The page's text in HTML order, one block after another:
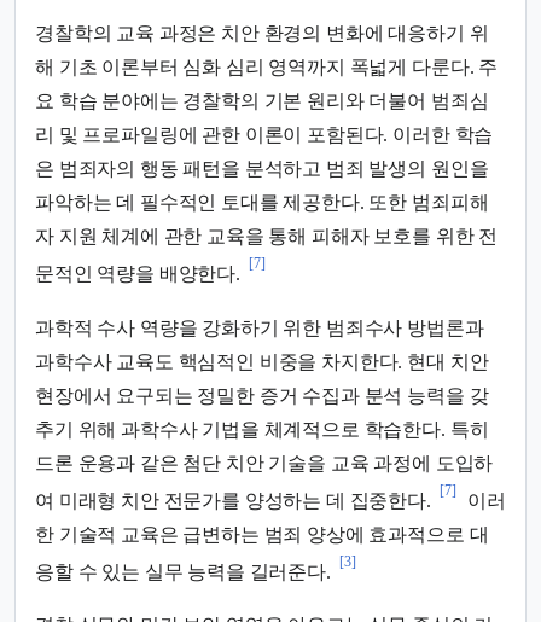
경찰학의 교육 과정은 치안 환경의 변화에 대응하기 위
해 기초 이론부터 심화 심리 영역까지 폭넓게 다룬다. 주
요 학습 분야에는 경찰학의 기본 원리와 더불어 범죄심
리 및 프로파일링에 관한 이론이 포함된다. 이러한 학습
은 범죄자의 행동 패턴을 분석하고 범죄 발생의 원인을
파악하는 데 필수적인 토대를 제공한다. 또한 범죄피해
자 지원 체계에 관한 교육을 통해 피해자 보호를 위한 전
문적인 역량을 배양한다.
[7]
과학적 수사 역량을 강화하기 위한 범죄수사 방법론과
과학수사 교육도 핵심적인 비중을 차지한다. 현대 치안
현장에서 요구되는 정밀한 증거 수집과 분석 능력을 갖
추기 위해 과학수사 기법을 체계적으로 학습한다. 특히
드론 운용과 같은 첨단 치안 기술을 교육 과정에 도입하
여 미래형 치안 전문가를 양성하는 데 집중한다.
[7]
이러
한 기술적 교육은 급변하는 범죄 양상에 효과적으로 대
응할 수 있는 실무 능력을 길러준다.
[3]